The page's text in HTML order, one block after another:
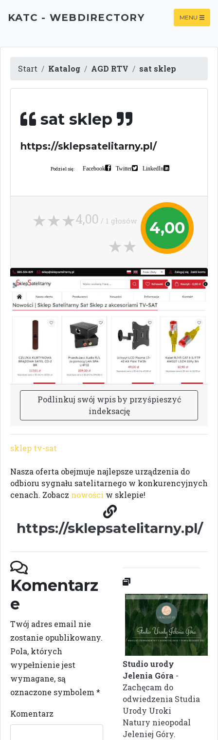
KATC - WEBDIRECTORY MENU
Start Katalog AGD RTV sat sklep
sat sklep
https://sklepsatelitarny.pl/
Podziel się: Facebook Twitter LinkedIn
4,00
4,00 / 1 głosów
Podlinkuj swój wpisby przyśpieszyć
indeksację
sklep tv-sat
Nasza oferta obejmuje najlepsze urządzenia do
odbioru sygnału satelitarnego w konkurencyjnych
cenach. Zobacz nowości w sklepie!
https://sklepsatelitarny.pl/
Komentarz
e
Twój adres email nie
zostanie opublikowany.
Pola, których
wypełnienie jest
wymagane, są
oznaczone symbolem *
Komentarz
Studio urody
Jelenia Góra -
Zachęcam do
odwiedzenia Studia
Urody Uroki
Natury nieopodal
Jeleniej Góry.